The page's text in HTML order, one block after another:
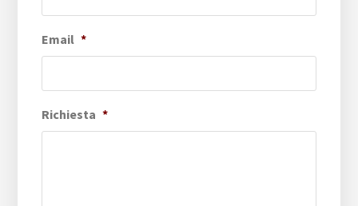
Email *
Richiesta *